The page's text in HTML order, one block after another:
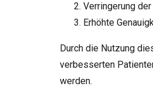
Verringerung
Erhöhte
Durch die Nutzung
verbesserten
werden.